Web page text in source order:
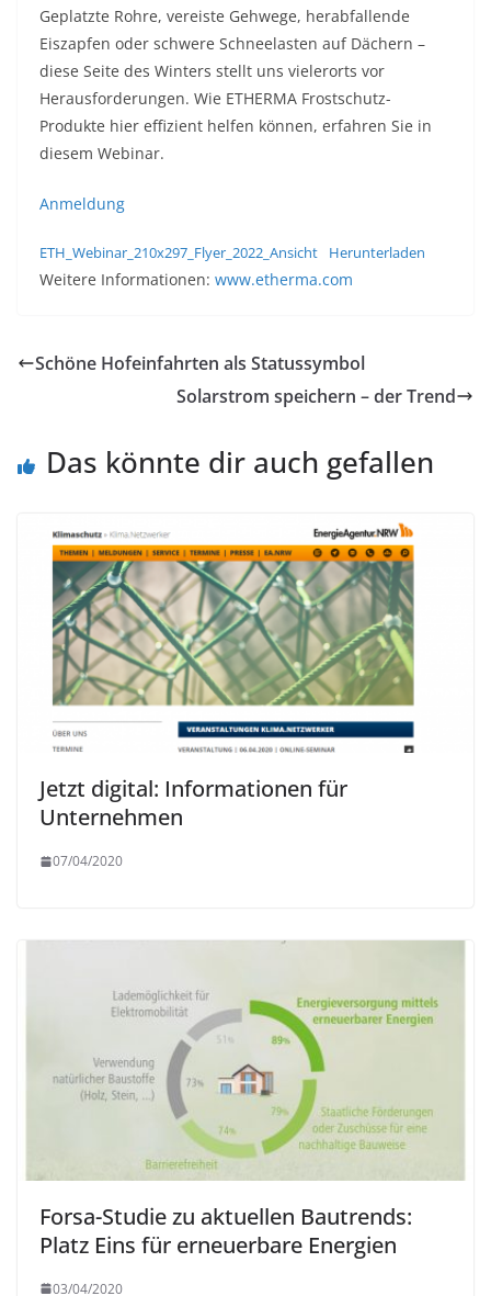
Geplatzte Rohre, vereiste Gehwege, herabfallende
Eiszapfen oder schwere Schneelasten auf Dächern –
diese Seite des Winters stellt uns vielerorts vor
Herausforderungen. Wie ETHERMA Frostschutz-
Produkte hier effizient helfen können, erfahren Sie in
diesem Webinar.
Anmeldung
ETH_Webinar_210x297_Flyer_2022_Ansicht Herunterladen
Weitere Informationen: www.etherma.com
Schöne Hofeinfahrten als Statussymbol
Solarstrom speichern – der Trend
Das könnte dir auch gefallen
Jetzt digital: Informationen für
Unternehmen
07/04/2020
Forsa-Studie zu aktuellen Bautrends:
Platz Eins für erneuerbare Energien
03/04/2020